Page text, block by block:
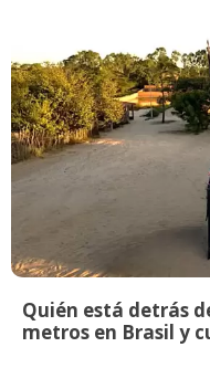
Quién está detrás
metros en Brasil y